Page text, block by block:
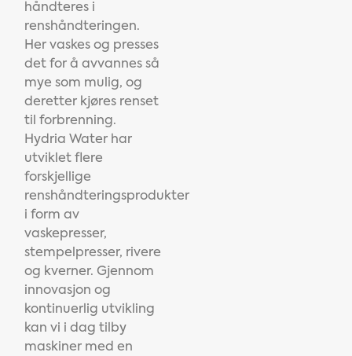
håndteres i
renshåndteringen.
Her vaskes og presses
det for å avvannes så
mye som mulig, og
deretter kjøres renset
til forbrenning.
Hydria Water har
utviklet flere
forskjellige
renshåndteringsprodukter
i form av
vaskepresser,
stempelpresser, rivere
og kverner. Gjennom
innovasjon og
kontinuerlig utvikling
kan vi i dag tilby
maskiner med en